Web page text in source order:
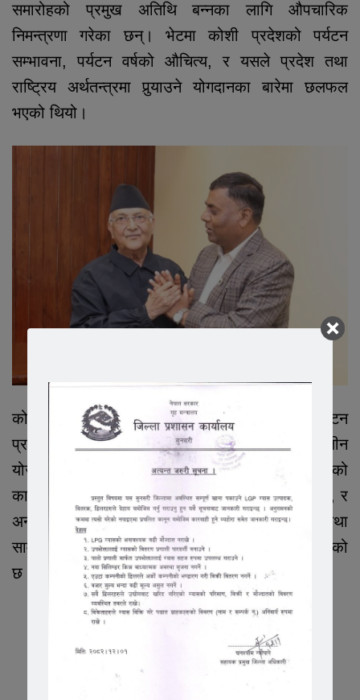
समारोहको प्रमुख अतिथि बन्नका लागि औपचारिक
निमन्त्रणा गरेका छन्। भेटमा कोशी प्रदेशको पर्यटन
सम्भावना, पर्यटन वर्षको औचित्य, र यसले प्रदेश तथा
राष्ट्रिय अर्थतन्त्रमा पुर्‍याउने योगदानका बारेमा छलफल
भएको थियो।
कोशी प्रदेश सरकारको नीति र कार्यक्रमअनुसार, पर्यटन
प्रवर्द्धनका लागि निजी क्षेत्रसँग सहकार्यमा दीर्घकालीन
योजना अघि बढाइने बताइएको छ। प्रदेश गौरवको
कार्यक्रमअन्तर्गत रहेको यो अभियानले स्थानीय, राष्ट्रिय, र
अन्तर्राष्ट्रिय पर्यटकलाई आकर्षित गर्दै प्रदेशको आर्थिक तथा
सामाजिक विकासमा महत्त्वपूर्ण योगदान दिने विश्वास गरिएको
छ।